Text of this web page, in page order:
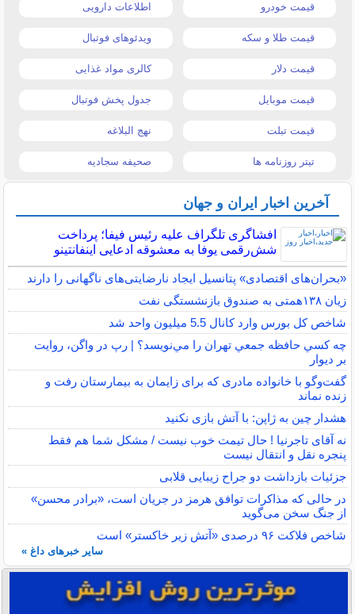
قیمت خودرو اطلاعات دارویی
قیمت طلا و سکه ویدئوهای فوتبال
قیمت دلار کالری مواد غذایی
قیمت موبایل جدول پخش فوتبال
قیمت تبلت نهج البلاغه
تیتر روزنامه ها صحیفه سجادیه
آخرین اخبار ایران و جهان
افشاگری تلگراف علیه رئیس فیفا؛ پرداخت
شش‌رقمی یوفا به معشوقه ادعایی اینفانتینو
«بحران‌های اقتصادی» پتانسیل ایجاد نارضایتی‌های ناگهانی را دارند
زیان ۱۳۸همتی به صندوق بازنشستگی نفت
شاخص کل بورس وارد کانال 5.5 میلیون واحد شد
چه كسي حافظه جمعي تهران را مي‌نويسد؟ | رپ در واگن، روايت
بر ديوار
گفت‌وگو با خانواده مادری که برای زایمان به بیمارستان رفت و
زنده نماند
هشدار چین به ژاپن: با آتش بازی نکنید
نه آقای تاجرنیا ! حال تیمت خوب نیست / مشکل شما هم فقط
پنجره نقل و انتقال نیست
جزئیات بازداشت دو جراح زیبایی قلابی
در حالی که مذاکرات توافق هرمز در جریان است، «برادر محسن»
از جنگ سخن می‌گوید
شاخص فلاکت ۹۶ درصدی «آتش زیر خاکستر» است
سایر خبرهای داغ »